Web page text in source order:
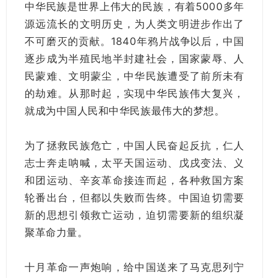
中华民族是世界上伟大的民族，有着5000多年
源远流长的文明历史，为人类文明进步作出了
不可磨灭的贡献。1840年鸦片战争以后，中国
逐步成为半殖民地半封建社会，国家蒙辱、人
民蒙难、文明蒙尘，中华民族遭受了前所未有
的劫难。从那时起，实现中华民族伟大复兴，
就成为中国人民和中华民族最伟大的梦想。
为了拯救民族危亡，中国人民奋起反抗，仁人
志士奔走呐喊，太平天国运动、戊戌变法、义
和团运动、辛亥革命接连而起，各种救国方案
轮番出台，但都以失败而告终。中国迫切需要
新的思想引领救亡运动，迫切需要新的组织凝
聚革命力量。
十月革命一声炮响，给中国送来了马克思列宁